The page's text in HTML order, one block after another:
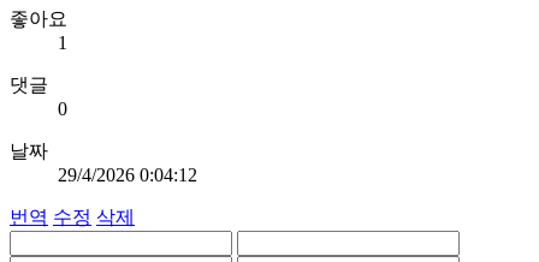
좋아요
1
댓글
0
날짜
29/4/2026 0:04:12
번역 수정 삭제